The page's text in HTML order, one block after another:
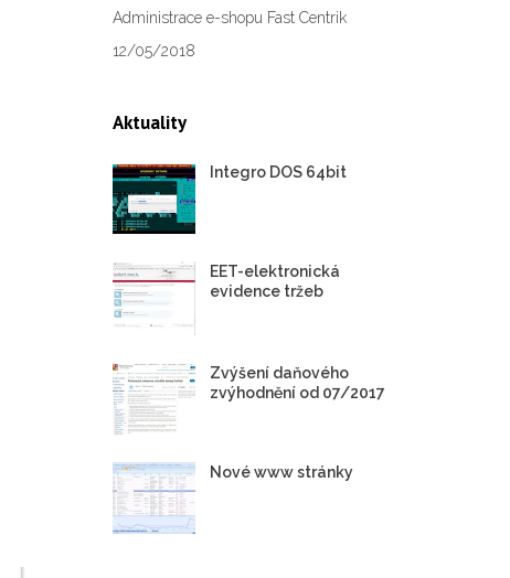
Administrace e-shopu Fast Centrik
12/05/2018
Aktuality
Integro DOS 64bit
EET-elektronická
evidence tržeb
Zvýšení daňového
zvýhodnění od 07/2017
Nové www stránky